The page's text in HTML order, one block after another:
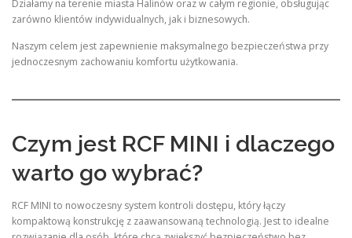
Działamy na terenie miasta Halinów oraz w całym regionie, obsługując
zarówno klientów indywidualnych, jak i biznesowych.
Naszym celem jest zapewnienie maksymalnego bezpieczeństwa przy
jednoczesnym zachowaniu komfortu użytkowania.
Czym jest RCF MINI i dlaczego
warto go wybrać?
RCF MINI to nowoczesny system kontroli dostępu, który łączy
kompaktową konstrukcję z zaawansowaną technologią. Jest to idealne